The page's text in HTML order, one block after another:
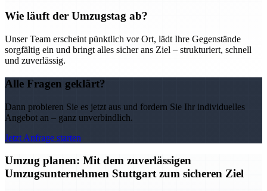
Wie läuft der Umzugstag ab?
Unser Team erscheint pünktlich vor Ort, lädt Ihre Gegenstände
sorgfältig ein und bringt alles sicher ans Ziel – strukturiert, schnell
und zuverlässig.
Alle Fragen geklärt?
Dann probieren Sie es jetzt aus und fordern Sie Ihr individuelles
Angebot an – ganz unverbindlich.
Jetzt Anfrage starten
Umzug planen: Mit dem zuverlässigen
Umzugsunternehmen Stuttgart zum sicheren Ziel